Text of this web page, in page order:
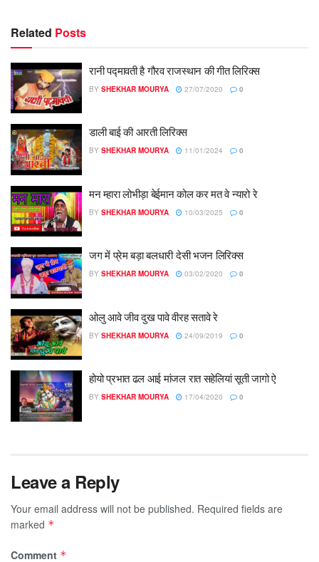
Related Posts
रानी पद्मावती है गौरव राजस्थान की गीत लिरिक्स
BY SHEKHAR MOURYA 27/07/2020 0
डाली बाई की आरती लिरिक्स
BY SHEKHAR MOURYA 11/01/2024 0
मन म्हारा लोभीड़ा बेईमान कोल कर मत वे न्यारो रे
BY SHEKHAR MOURYA 10/03/2025 0
जग में प्रेम बड़ा बलधारी देसी भजन लिरिक्स
BY SHEKHAR MOURYA 03/02/2020 0
ओलु आवे जीव दुख पावे वीरह सतावे रे
BY SHEKHAR MOURYA 24/09/2019 0
होयो प्रभात ढल आई मांजल रात सहेलियां सूती जागो ऐ
BY SHEKHAR MOURYA 17/04/2020 0
Leave a Reply
Your email address will not be published. Required fields are
marked *
Comment *